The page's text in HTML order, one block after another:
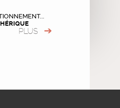
PLUS